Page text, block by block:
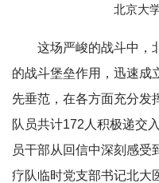
北京大
这场严峻的战斗中，
的战斗堡垒作用，迅速成
先垂范，在各方面充分发
队员共计172人积极递交
员干部从回信中深刻感受
疗队临时党支部书记北大